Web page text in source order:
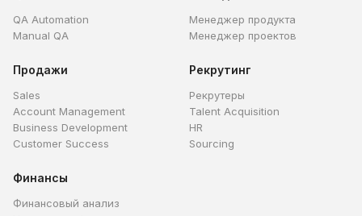
QA Automation
Manual QA
Менеджер продукта
Менеджер проектов
Продажи
Sales
Account Management
Business Development
Customer Success
Рекрутинг
Рекрутеры
Talent Acquisition
HR
Sourcing
Финансы
Финансовый анализ